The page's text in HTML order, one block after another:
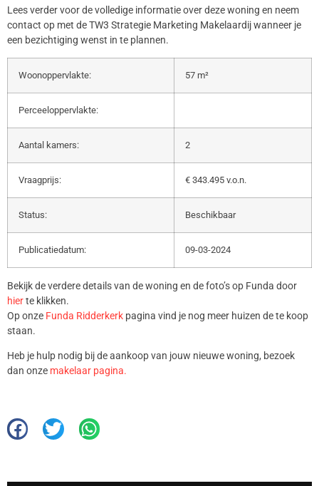
Lees verder voor de volledige informatie over deze woning en neem
contact op met de TW3 Strategie Marketing Makelaardij wanneer je
een bezichtiging wenst in te plannen.
Woonoppervlakte: 57 m²
Perceeloppervlakte:
Aantal kamers: 2
Vraagprijs: € 343.495 v.o.n.
Status: Beschikbaar
Publicatiedatum: 09-03-2024
Bekijk de verdere details van de woning en de foto’s op Funda door
hierte klikken.
Op onze Funda Ridderkerk pagina vind je nog meer huizen de te koop
staan.
Heb je hulp nodig bij de aankoop van jouw nieuwe woning, bezoek
dan onze makelaar pagina.